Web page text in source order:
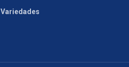
Variedades